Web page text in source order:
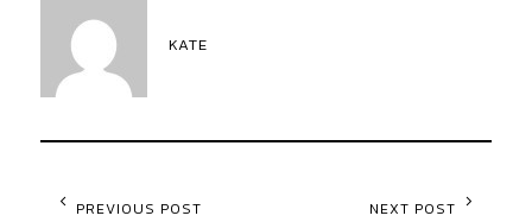
KATE
PREVIOUS POST NEXT POST